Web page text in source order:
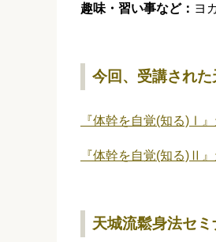
趣味・習い事など： ヨ
今回、受講され
『体幹を自覚(知る)Ⅰ
『体幹を自覚(知る)Ⅱ
天城流鬆身法セ